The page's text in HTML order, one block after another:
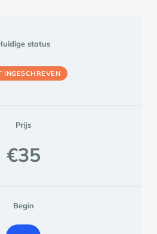
status
INGESCHREVEN
Prijs
€35
Begin